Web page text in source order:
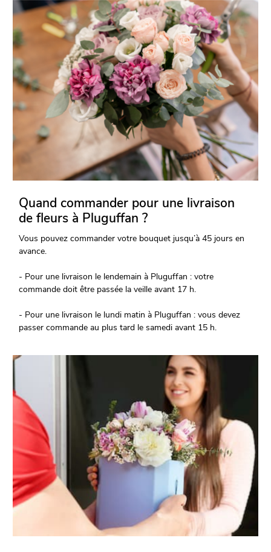
Quand commander pour une livraison
de fleurs à Pluguffan ?
Vous pouvez commander votre bouquet jusqu’à 45 jours en
avance.
- Pour une livraison le lendemain à Pluguffan : votre
commande doit être passée la veille avant 17 h.
- Pour une livraison le lundi matin à Pluguffan : vous devez
passer commande au plus tard le samedi avant 15 h.